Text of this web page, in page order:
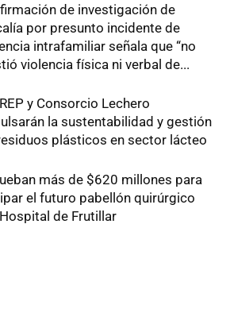
de investigación de
por presunto incidente de
intrafamiliar señala que “no
violencia física ni verbal de...
y Consorcio Lechero
la sustentabilidad y gestión
plásticos en sector lácteo
más de $620 millones para
el futuro pabellón quirúrgico
de Frutillar